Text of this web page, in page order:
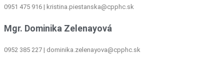
0951 475 916 | kristina.piestanska@cpphc.sk
Mgr. Dominika Zelenayová
0952 385 227 | dominika.zelenayova@cpphc.sk